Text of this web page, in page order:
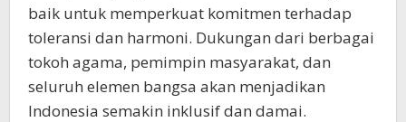
baik untuk memperkuat komitmen terhadap
toleransi dan harmoni. Dukungan dari berbagai
tokoh agama, pemimpin masyarakat, dan
seluruh elemen bangsa akan menjadikan
Indonesia semakin inklusif dan damai.